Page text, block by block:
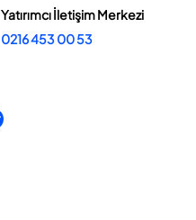
Yatırımcı İletişim Merkezi
0216 453 00 53